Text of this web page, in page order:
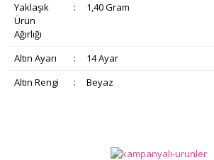
Yaklaşık
Ürün
Ağırlığı
: 1,40 Gram
Altın Ayarı :
14 Ayar
Altın Rengi
: Beyaz
Bu ürüne ilk yorumu siz
kullanarak tarafımıza iletebilirsiniz.
Ürün hakkında henüz soru